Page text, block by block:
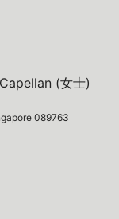
(女士)
089763